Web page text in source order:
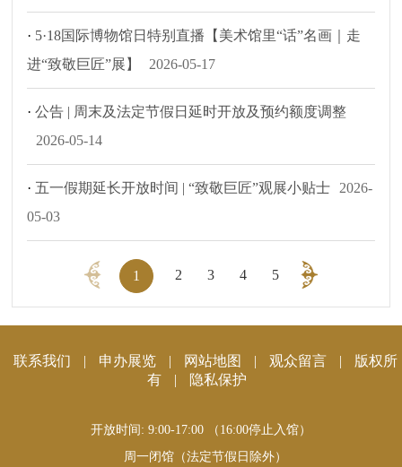
· 5·18国际博物馆日特别直播【美术馆里“话”名画｜走
进“致敬巨匠”展】
2026-05-17
·公告 | 周末及法定节假日延时开放及预约额度调整
2026-05-14
· 五一假期延长开放时间 | “致敬巨匠”观展小贴士
2026-
05-03
1 2 3 4 5
联系我们 | 申办展览 | 网站地图 | 观众留言 |
版权所
有
| 隐私保护
开放时间: 9:00-17:00 （16:00停止入馆）
周一闭馆（法定节假日除外）